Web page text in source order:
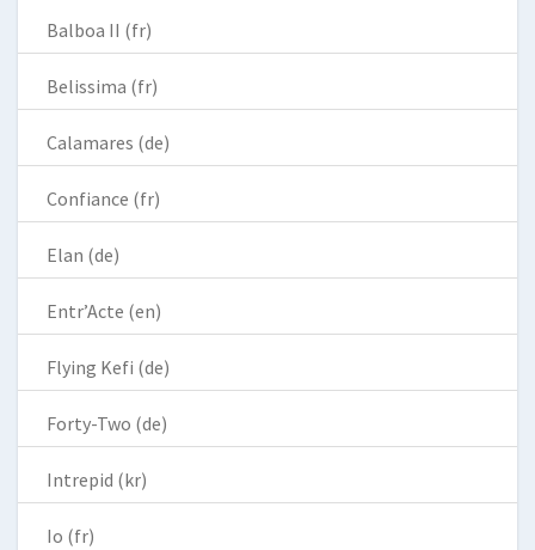
Balboa II (fr)
Belissima (fr)
Calamares (de)
Confiance (fr)
Elan (de)
Entr’Acte (en)
Flying Kefi (de)
Forty-Two (de)
Intrepid (kr)
Io (fr)